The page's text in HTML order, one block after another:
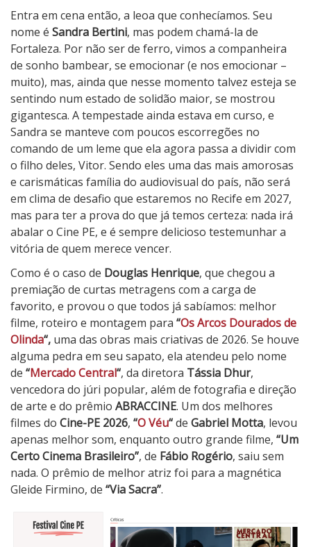
Entra em cena então, a leoa que conhecíamos. Seu
nome é Sandra Bertini, mas podem chamá-la de
Fortaleza. Por não ser de ferro, vimos a companheira
de sonho bambear, se emocionar (e nos emocionar –
muito), mas, ainda que nesse momento talvez esteja se
sentindo num estado de solidão maior, se mostrou
gigantesca. A tempestade ainda estava em curso, e
Sandra se manteve com poucos escorregões no
comando de um leme que ela agora passa a dividir com
o filho deles, Vitor. Sendo eles uma das mais amorosas
e carismáticas família do audiovisual do país, não será
em clima de desafio que estaremos no Recife em 2027,
mas para ter a prova do que já temos certeza: nada irá
abalar o Cine PE, e é sempre delicioso testemunhar a
vitória de quem merece vencer.
Como é o caso de Douglas Henrique, que chegou a
premiação de curtas metragens com a carga de
favorito, e provou o que todos já sabíamos: melhor
filme, roteiro e montagem para “Os Arcos Dourados de
Olinda“, uma das obras mais criativas de 2026. Se houve
alguma pedra em seu sapato, ela atendeu pelo nome
de “Mercado Central“, da diretora Tássia Dhur,
vencedora do júri popular, além de fotografia e direção
de arte e do prêmio ABRACCINE. Um dos melhores
filmes do Cine-PE 2026, “O Véu“de Gabriel Motta, levou
apenas melhor som, enquanto outro grande filme, “Um
Certo Cinema Brasileiro”, de Fábio Rogério, saiu sem
nada. O prêmio de melhor atriz foi para a magnética
Gleide Firmino, de “Via Sacra”.